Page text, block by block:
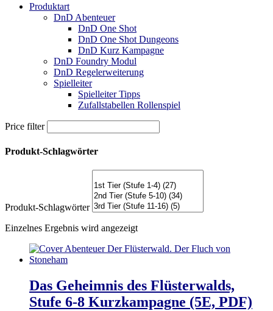
Produktart
DnD Abenteuer
DnD One Shot
DnD One Shot Dungeons
DnD Kurz Kampagne
DnD Foundry Modul
DnD Regelerweiterung
Spielleiter
Spielleiter Tipps
Zufallstabellen Rollenspiel
Price filter
Produkt-Schlagwörter
Produkt-Schlagwörter
Einzelnes Ergebnis wird angezeigt
Das Geheimnis des Flüsterwalds,
Stufe 6-8 Kurzkampagne (5E, PDF)